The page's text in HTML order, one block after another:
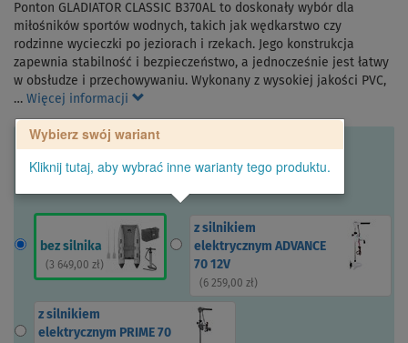
Ponton GLADIATOR CLASSIC B370AL to doskonały wybór dla
miłośników sportów wodnych, takich jak wędkarstwo czy
rodzinne wycieczki po jeziorach i rzekach. Jego konstrukcja
zapewnia stabilność i bezpieczeństwo, a jednocześnie jest łatwy
w obsłudze i przechowywaniu. Wykonany z wysokiej jakości PVC,
… Więcej informacji
Wybierz swój wariant
Kliknij tutaj, aby wybrać inne warianty tego produktu.
bez silnika
( 3 649,00 zł)
z silnikiem
elektrycznym ADVANCE
70 12V
( 6 259,00 zł)
z silnikiem
elektrycznym PRIME 70